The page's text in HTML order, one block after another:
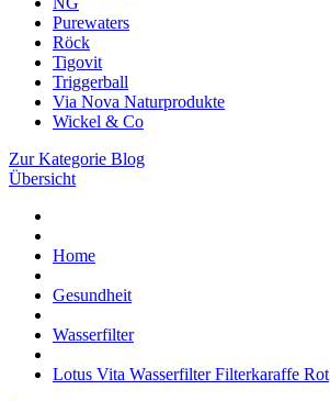
Purewaters
Röck
Tigovit
Triggerball
Via Nova Naturprodukte
Wickel & Co
Zur Kategorie Blog
Übersicht
Home
Gesundheit
Wasserfilter
Lotus Vita Wasserfilter Filterkaraffe Rot